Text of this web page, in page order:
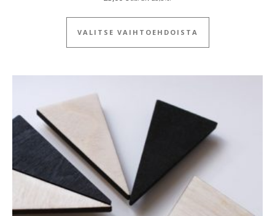
VALITSE VAIHTOEHDOISTA
Tällä tuotteella